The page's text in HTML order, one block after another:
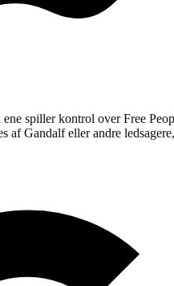
spiller kontrol over Free
af Gandalf eller andre